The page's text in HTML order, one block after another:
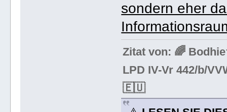
sondern eher
Zitat von: 🌈
LPD IV-Vr 442/b/
🇪🇺